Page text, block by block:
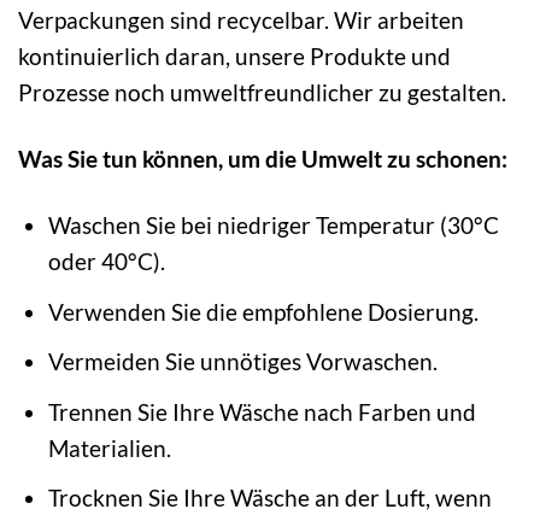
Verpackungen sind recycelbar. Wir arbeiten
kontinuierlich daran, unsere Produkte und
Prozesse noch umweltfreundlicher zu gestalten.
Was Sie tun können, um die Umwelt zu schonen:
Waschen Sie bei niedriger Temperatur (30°C
oder 40°C).
Verwenden Sie die empfohlene Dosierung.
Vermeiden Sie unnötiges Vorwaschen.
Trennen Sie Ihre Wäsche nach Farben und
Materialien.
Trocknen Sie Ihre Wäsche an der Luft, wenn